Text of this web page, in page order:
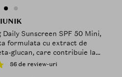
IUNIK
Sunscreen SPF 50 Mini,
formulata cu extract de
glucan, care contribuie la
predispusa la roseata, Daily
86 de review-uri